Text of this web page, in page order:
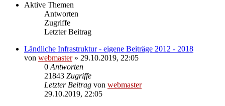
Aktive Themen
Antworten
Zugriffe
Letzter Beitrag
Ländliche Infrastruktur - eigene Beiträge 2012 - 2018
von webmaster» 29.10.2019, 22:05
0 Antworten
21843 Zugriffe
Letzter Beitrag von webmaster
29.10.2019, 22:05